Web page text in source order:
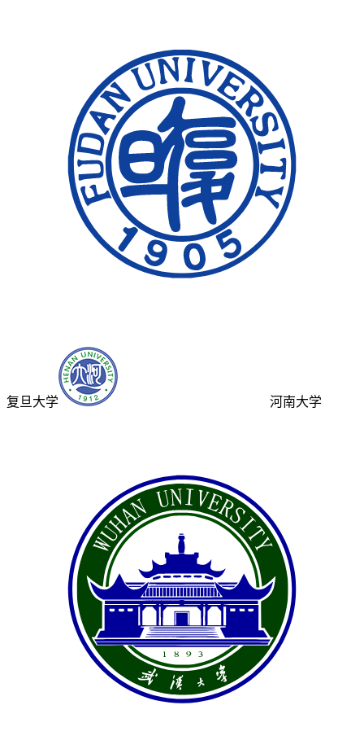
复旦大学 河南大学